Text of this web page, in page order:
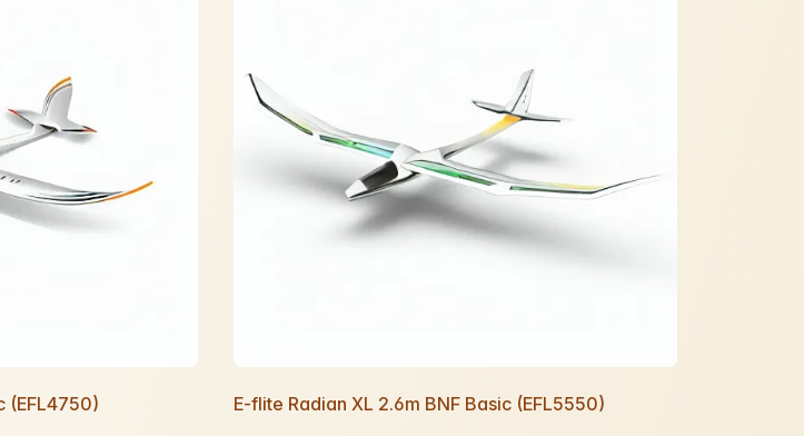
(EFL4750) E-flite Radian XL 2.6m BNF Basic (EFL5550)